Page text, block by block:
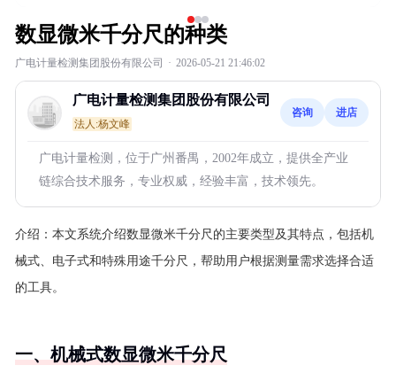
数显微米千分尺的种类
广电计量检测集团股份有限公司 · 2026-05-21 21:46:02
广电计量检测集团股份有限公司
法人:杨文峰
咨询 进店
广电计量检测，位于广州番禺，2002年成立，提供全产业
链综合技术服务，专业权威，经验丰富，技术领先。
介绍： 本文系统介绍数显微米千分尺的主要类型及其特点，包括机
械式、电子式和特殊用途千分尺，帮助用户根据测量需求选择合适
的工具。
一、机械式数显微米千分尺